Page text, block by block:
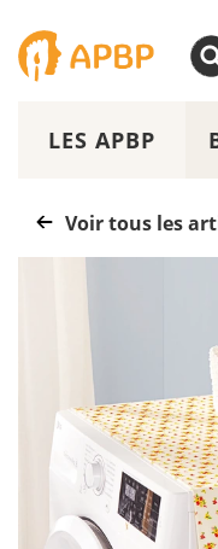
LES APBP
Voir tous les